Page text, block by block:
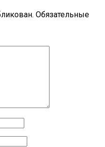
Обязательные